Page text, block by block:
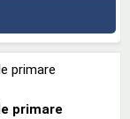
primare